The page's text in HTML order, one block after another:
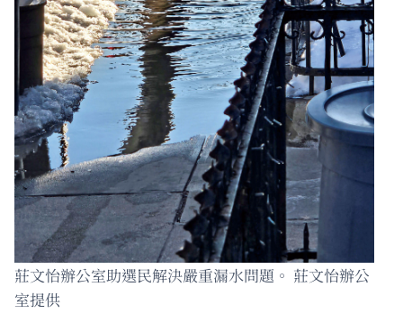
莊文怡辦公室助選民解決嚴重漏水問題。 莊文怡辦公
室提供